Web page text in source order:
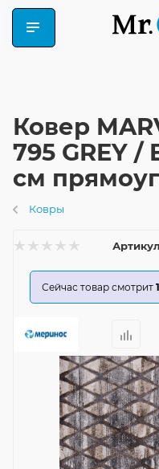
Ковер
795 GREY /
см
Ковры
Сейчас товар смотрит 1